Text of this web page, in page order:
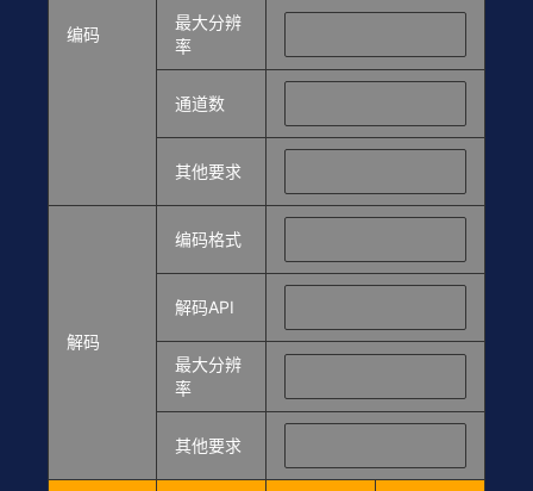
编码
最大分辨
率
通道数
其他要求
解码
编码格式
解码API
最大分辨
率
其他要求